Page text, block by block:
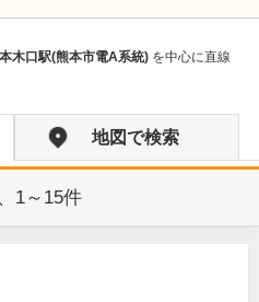
木口駅(熊本市電A系統) を中心に直線
地図で検索
1～15件